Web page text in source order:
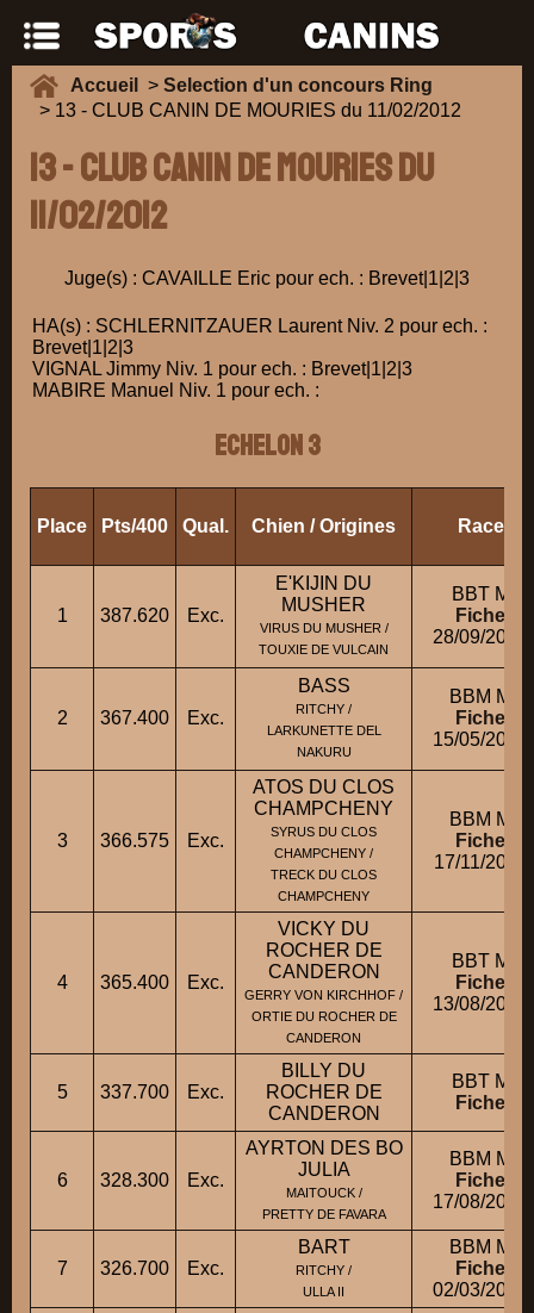
Accueil > Selection d'un concours Ring
> 13 - CLUB CANIN DE MOURIES du 11/02/2012
13 - CLUB CANIN DE MOURIES du
11/02/2012
Juge(s) : CAVAILLE Eric pour ech. : Brevet|1|2|3
HA(s) : SCHLERNITZAUER Laurent Niv. 2 pour ech. :
Brevet|1|2|3
VIGNAL Jimmy Niv. 1 pour ech. : Brevet|1|2|3
MABIRE Manuel Niv. 1 pour ech. :
ECHELON 3
Place Pts/400 Qual. Chien / Origines Race
1 387.620 Exc.
E'KIJIN DU
MUSHER
VIRUS DU MUSHER /
TOUXIE DE VULCAIN
BBT M
Fiche
28/09/2009
2 367.400 Exc.
BASS
RITCHY /
LARKUNETTE DEL
NAKURU
BBM M
Fiche
15/05/2006
3 366.575 Exc.
ATOS DU CLOS
CHAMPCHENY
SYRUS DU CLOS
CHAMPCHENY /
TRECK DU CLOS
CHAMPCHENY
BBM M
Fiche
17/11/2005
4 365.400 Exc.
VICKY DU
ROCHER DE
CANDERON
GERRY VON KIRCHHOF /
ORTIE DU ROCHER DE
CANDERON
BBT M
Fiche
13/08/2004
5 337.700 Exc.
BILLY DU
ROCHER DE
CANDERON
BBT M
Fiche
6 328.300 Exc.
AYRTON DES BO
JULIA
MAITOUCK /
PRETTY DE FAVARA
BBM M
Fiche
17/08/2005
7 326.700 Exc.
BART
RITCHY /
ULLA II
BBM M
Fiche
02/03/2006